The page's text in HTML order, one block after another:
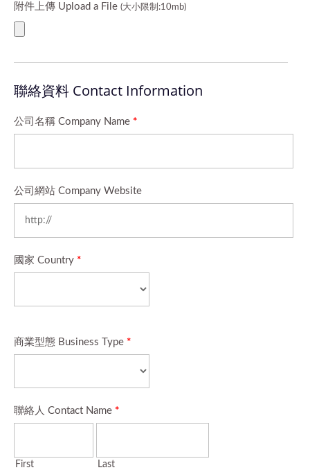
附件上傳 Upload a File (大小限制:10mb)
聯絡資料 Contact Information
公司名稱 Company Name *
公司網站 Company Website
國家 Country *
商業型態 Business Type *
聯絡人 Contact Name *
First Last